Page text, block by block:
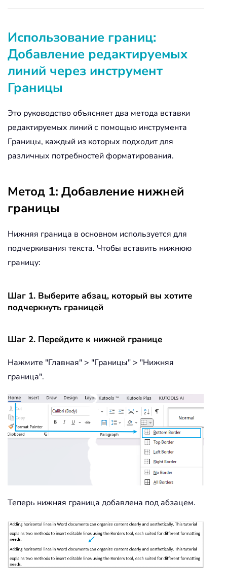
Использование границ:
Добавление редактируемых
линий через инструмент
Границы
Это руководство объясняет два метода вставки
редактируемых линий с помощью инструмента
Границы, каждый из которых подходит для
различных потребностей форматирования.
Метод 1: Добавление нижней
границы
Нижняя граница в основном используется для
подчеркивания текста. Чтобы вставить нижнюю
границу:
Шаг 1. Выберите абзац, который вы хотите
подчеркнуть границей
Шаг 2. Перейдите к нижней границе
Нажмите "Главная" > "Границы" > "Нижняя
граница".
Теперь нижняя граница добавлена под абзацем.